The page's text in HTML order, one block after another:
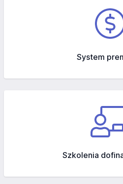
System
Szkolenia